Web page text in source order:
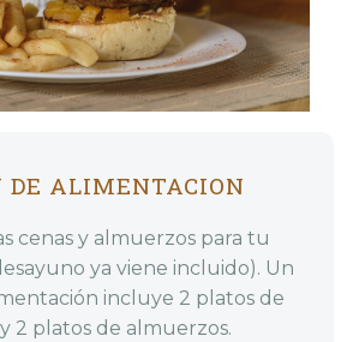
DE ALIMENTACION
cenas y almuerzos para tu
ya viene incluido). Un
incluye 2 platos de
2 platos de almuerzos.